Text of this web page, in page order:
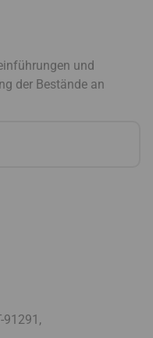
und
der Bestände an
91291,